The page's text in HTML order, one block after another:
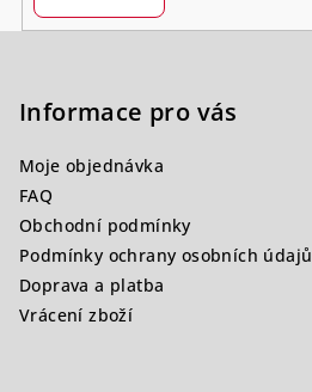
Informace pro vás
Moje objednávka
FAQ
Obchodní podmínky
Podmínky ochrany osobních údajů
Doprava a platba
Vrácení zboží